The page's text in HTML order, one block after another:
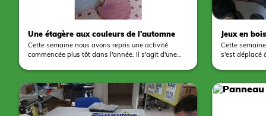
Une étagère aux couleurs de l'automne
Cette semaine nous avons repris une activité
commencée plus tôt dans l'année. Il s'agit d'une
l'automne… C'est de saison ! Au cours de la
matinée, les plus petits ont tamponné de la
peinture sur l'arbre et les planches de l'étagère
pour leur donner des nuances automnales. L'après
midi, le groupe des plus grands s'est occupé de
Jeux en
Cette
s'est déplacé
75 élèves
durée de 10
menuiserie